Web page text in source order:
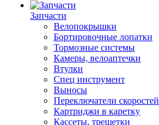
Запчасти
Велопокрышки
Бортировочные лопатки
Тормозные системы
Камеры, велоаптечки
Втулки
Спец инструмент
Выносы
Переключатели скоростей
Картриджи в каретку
Кассеты, трещетки